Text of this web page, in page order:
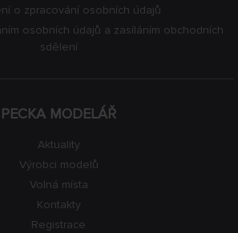
o zpracování osobních údajů
osobních údajů a zasíláním obchodních
sdělení
PECKA MODELÁŘ
Aktuality
Výrobci modelů
Volná místa
Kontakty
Registrace